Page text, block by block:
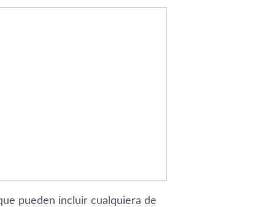
pueden incluir cualquiera de